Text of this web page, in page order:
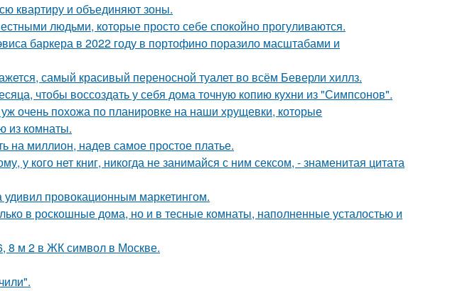
квартиру и объединяют зоны.
людьми, которые просто себе спокойно прогуливаются.
баркера в 2022 году в портофино поразило масштабами и
самый красивый переносной туалет во всём Беверли хиллз.
чтобы воссоздать у себя дома точную копию кухни из "Симпсонов".
очень похожа по планировке на наши хрущевки, которые
из комнаты.
на миллион, надев самое простое платье.
у кого нет книг, никогда не занимайся с ним сексом, - знаменитая цитата
провокационным маркетингом.
в роскошные дома, но и в тесные комнаты, наполненные усталостью и
8 м 2 в ЖК символ в Москве.